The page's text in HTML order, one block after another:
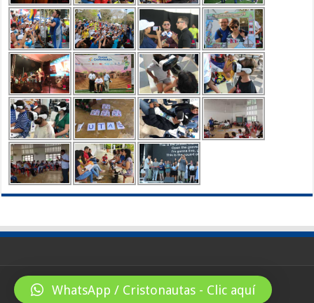
WhatsApp / Cristonautas - Clic aquí